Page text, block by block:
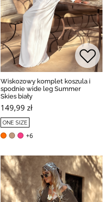
Wiskozowy komplet koszula i
spodnie wide leg Summer
Skies biały
149,99 zł
ONE SIZE
+6